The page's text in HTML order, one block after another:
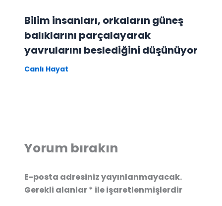
Bilim insanları, orkaların güneş
balıklarını parçalayarak
yavrularını beslediğini düşünüyor
Canlı Hayat
Yorum bırakın
E-posta adresiniz yayınlanmayacak.
Gerekli alanlar* ile işaretlenmişlerdir